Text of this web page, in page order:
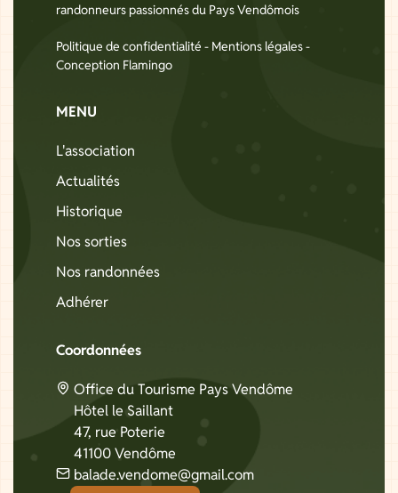
randonneurs passionnés du Pays Vendômois
Politique de confidentialité - Mentions légales-
Conception Flamingo
MENU
L'association
Actualités
Historique
Nos sorties
Nos randonnées
Adhérer
Coordonnées
Office du Tourisme Pays Vendôme
Hôtel le Saillant
47, rue Poterie
41100 Vendôme
balade.vendome@gmail.com